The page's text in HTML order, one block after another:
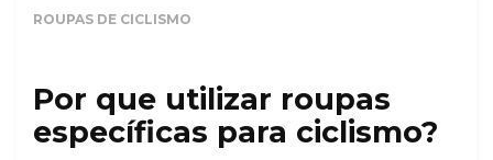
ROUPAS DE CICLISMO
Por que utilizar roupas
específicas para ciclismo?